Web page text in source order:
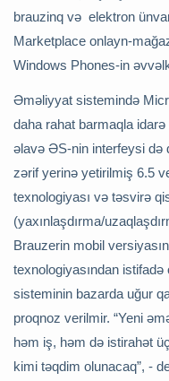
brauzinq və elektron
Marketplace onlayn-
Windows Phones-in
Əməliyyat sistemində
daha rahat barmaqla
əlavə ƏS-nin interfeysi də
zərif yerinə yetirilmiş 6.5
texnologiyası və təsvirə
(yaxınlaşdırma/
Brauzerin mobil
texnologiyasından
sisteminin bazarda uğur
proqnoz verilmir. “Yeni
həm iş, həm də istirahət
kimi təqdim olunacaq”, -